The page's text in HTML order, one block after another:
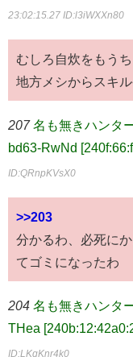
23:02:15.27 ID:l3iWXXn80
むしろ自炊をもう
地方メシからスキ
207 名も無きハンタ
bd63-RwNd
ID:QRnpKVsX0
>>203
分かるわ、必死に
てゴミになったわ
204 名も無きハンタ
THea
ID:LKqKnr4k0